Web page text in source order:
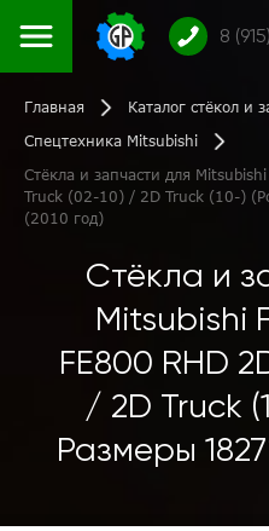
8
Главная
Каталог стёкол и
Спецтехника Mitsubishi
Стёкла и запчасти для
Truck (02-10) / 2D Truck (10-)
(2010 год)
Стёкла и
Mitsubishi
FE800 RHD
/ 2D Truck
Размеры